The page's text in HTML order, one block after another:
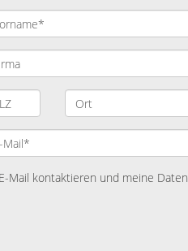
Mail kontaktieren und meine Daten